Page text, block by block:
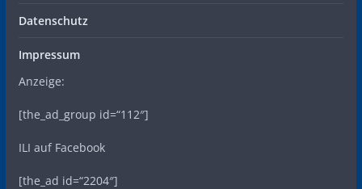
Datenschutz
Impressum
Anzeige:
[the_ad_group id=“112″]
ILI auf Facebook
[the_ad id=“2204″]